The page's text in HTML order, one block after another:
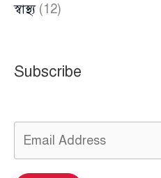
স্বাস্থ্য(12)
Subscribe